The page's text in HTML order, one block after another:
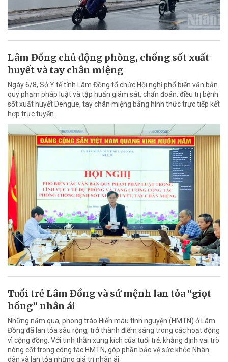
Lâm Đồng chủ động phòng, chống sốt xuất
huyết và tay chân miệng
Ngày 6/8, Sở Y tế tỉnh Lâm Đồng tổ chức Hội nghị phổ biến văn bản
quy phạm pháp luật và tập huấn giám sát, chẩn đoán, điều trị bệnh
sốt xuất huyết Dengue, tay chân miệng bằng hình thức trực tiếp kết
hợp trực tuyến.
Tuổi trẻ Lâm Đồng và sứ mệnh lan tỏa “giọt
hồng” nhân ái
Những năm qua, phong trào Hiến máu tình nguyện (HMTN) ở Lâm
Đồng đã lan tỏa sâu rộng, trở thành điểm sáng trong các hoạt động
vì cộng đồng. Với tinh thần xung kích của tuổi trẻ, khẳng định vai trò
nòng cốt trong công tác HMTN, góp phần bảo vệ sức khỏe Nhân
dân và lan tỏa những giá trị nhân ái.